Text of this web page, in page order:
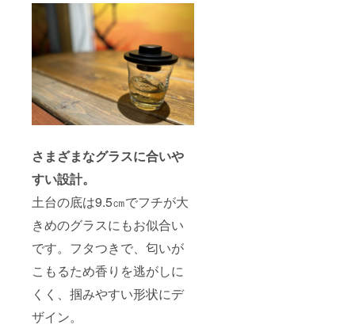
さまざまなグラスに合いや
すい設計。
土台の底は9.5㎝でフチが大
きめのグラスにもお似合い
です。フタつきで、匂いが
こもるため香りを逃がしに
くく、掴みやすい形状にデ
ザイン。